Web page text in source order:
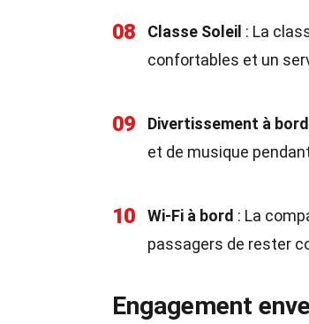
08 Classe Soleil : La
confortables et un
09 Divertissement à bord
et de musique
10 Wi-Fi à bord : La
passagers de rester
Engagement